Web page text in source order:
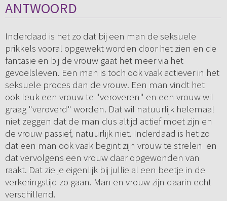
ANTWOORD
Inderdaad is het zo dat bij een man de seksuele
prikkels vooral opgewekt worden door het zien en de
fantasie en bij de vrouw gaat het meer via het
gevoelsleven. Een man is toch ook vaak actiever in het
seksuele proces dan de vrouw. Een man vindt het
ook leuk een vrouw te "veroveren" en een vrouw wil
graag "veroverd" worden. Dat wil natuurlijk helemaal
niet zeggen dat de man dus altijd actief moet zijn en
de vrouw passief, natuurlijk niet. Inderdaad is het zo
dat een man ook vaak begint zijn vrouw te strelen en
dat vervolgens een vrouw daar opgewonden van
raakt. Dat zie je eigenlijk bij jullie al een beetje in de
verkeringstijd zo gaan. Man en vrouw zijn daarin echt
verschillend.